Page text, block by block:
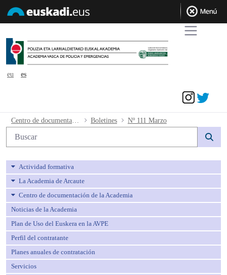
eu
es
Nº 111 Marzo - avpe
Boletines Nº 111 Marzo
Búsqueda web
Actividad formativa
La Academia de Arcaute
Centro de documentación de la Academia
Noticias de la Academia
Plan de Uso del Euskera en la AVPE
Perfil del contratante
Planes anuales de contratación
Servicios